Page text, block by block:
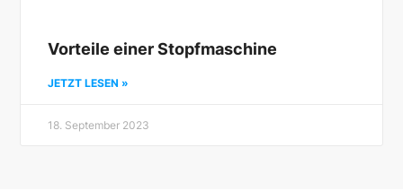
Vorteile einer Stopfmaschine
JETZT LESEN »
18. September 2023